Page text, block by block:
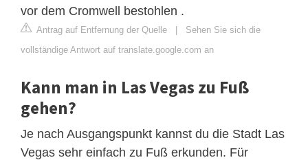
vor dem Cromwell bestohlen .
Antrag auf Entfernung der Quelle | Sehen Sie sich die
vollständige Antwort auf translate.google.com an
Kann man in Las Vegas zu Fuß
gehen?
Je nach Ausgangspunkt kannst du die Stadt Las
Vegas sehr einfach zu Fuß erkunden. Für